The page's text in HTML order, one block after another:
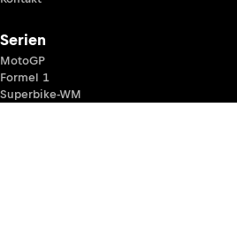
Serien
MotoGP
Formel 1
Superbike-WM